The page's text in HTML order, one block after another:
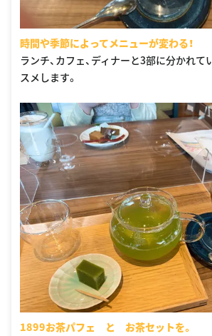
時間や季節によってメニューが変わる！
ランチ、カフェ、ディナーと3部に分かれ
スメします。
1899お茶パフェ と お茶セットを。